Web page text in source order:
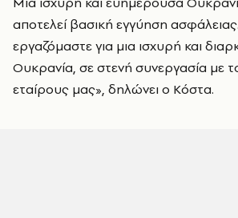
αποτελεί βασική εγγύηση
εργαζόμαστε για μια ισχυρή και
Ουκρανία, σε στενή συνεργασία με
εταίρους μας», δηλώνει ο Κόστα.